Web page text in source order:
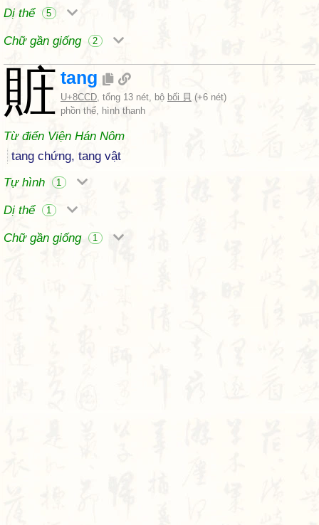
Dị thể 5
Chữ gần giống 2
賍 tang
U+8CCD, tổng 13 nét, bộ bối 貝 (+6 nét)
phồn thể, hình thanh
Từ điển Viện Hán Nôm
tang chứng, tang vật
Tự hình
1
Dị thể 1
Chữ gần giống 1